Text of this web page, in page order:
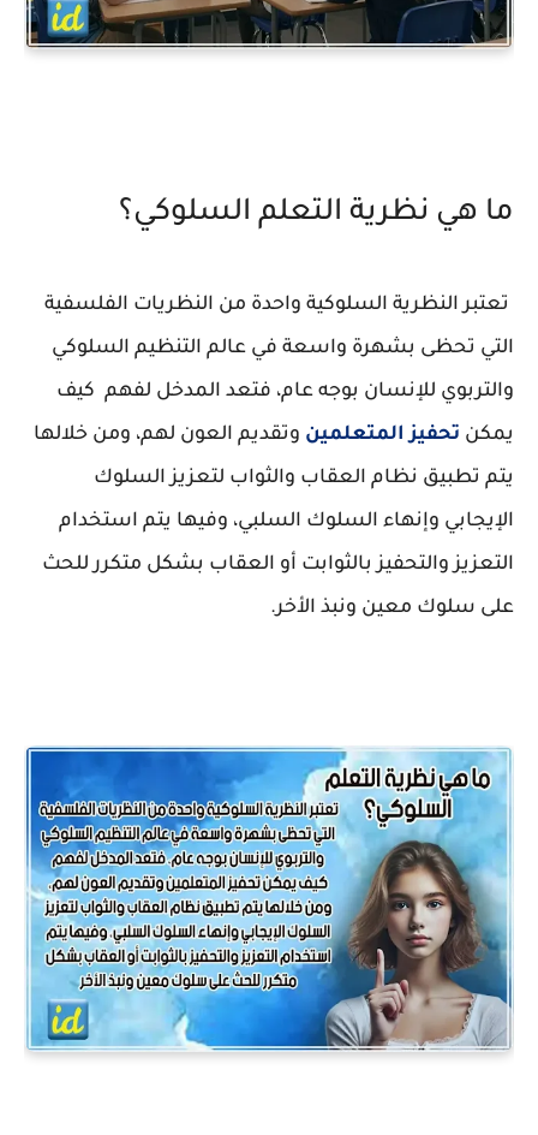
ما هي نظرية التعلم السلوكي؟
تعتبر النظرية السلوكية واحدة من النظريات الفلسفية
التي تحظى بشهرة واسعة في عالم التنظيم السلوكي
والتربوي للإنسان بوجه عام، فتعد المدخل لفهم كيف
يمكن تحفيز المتعلمين وتقديم العون لهم، ومن خلالها
يتم تطبيق نظام العقاب والثواب لتعزيز السلوك
الإيجابي وإنهاء السلوك السلبي، وفيها يتم استخدام
التعزيز والتحفيز بالثوابت أو العقاب بشكل متكرر للحث
على سلوك معين ونبذ الأخر.